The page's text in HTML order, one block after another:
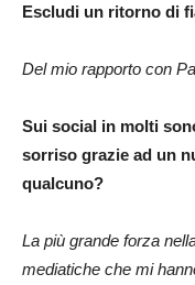
Escludi un ritorno di
Del mio rapporto con
Sui social in molti
sorriso grazie ad un
qualcuno?
La più grande forza
mediatiche che mi